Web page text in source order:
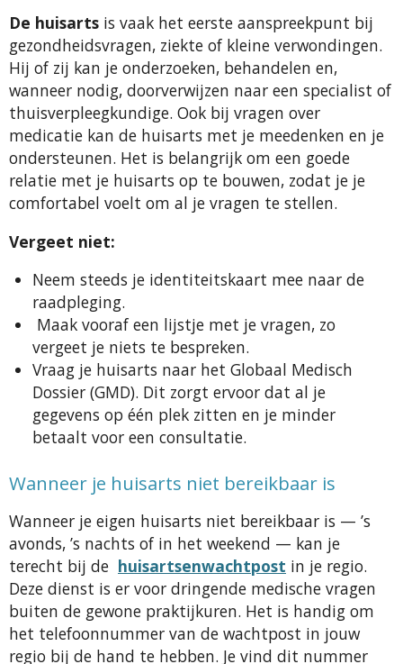
De huisarts is vaak het eerste aanspreekpunt bij
gezondheidsvragen, ziekte of kleine verwondingen.
Hij of zij kan je onderzoeken, behandelen en,
wanneer nodig, doorverwijzen naar een specialist of
thuisverpleegkundige. Ook bij vragen over
medicatie kan de huisarts met je meedenken en je
ondersteunen. Het is belangrijk om een goede
relatie met je huisarts op te bouwen, zodat je je
comfortabel voelt om al je vragen te stellen.
Vergeet niet:
Neem steeds je identiteitskaart mee naar de
raadpleging.
Maak vooraf een lijstje met je vragen, zo
vergeet je niets te bespreken.
Vraag je huisarts naar het Globaal Medisch
Dossier (GMD). Dit zorgt ervoor dat al je
gegevens op één plek zitten en je minder
betaalt voor een consultatie.
Wanneer je huisarts niet bereikbaar is
Wanneer je eigen huisarts niet bereikbaar is — ’s
avonds, ’s nachts of in het weekend — kan je
terecht bij de huisartsenwachtpost in je regio.
Deze dienst is er voor dringende medische vragen
buiten de gewone praktijkuren. Het is handig om
het telefoonnummer van de wachtpost in jouw
regio bij de hand te hebben. Je vind dit nummer